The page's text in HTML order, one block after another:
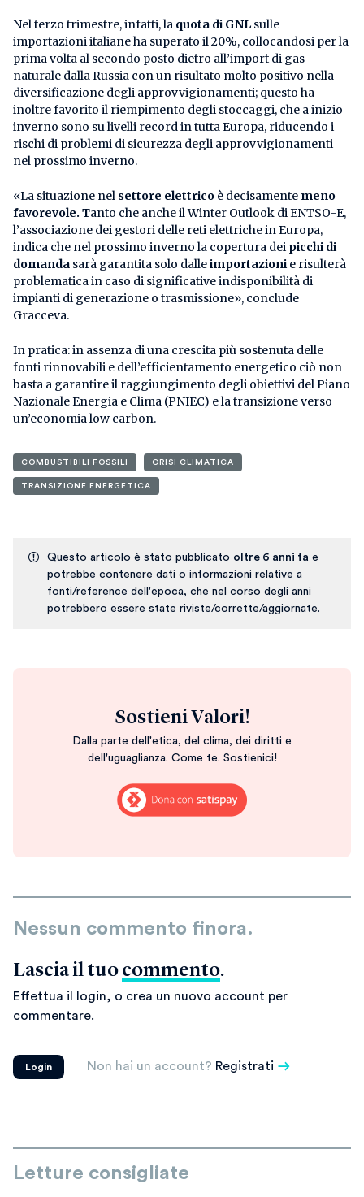
Nel terzo trimestre, infatti, la quota di GNL sulle
importazioni italiane ha superato il 20%, collocandosi per la
prima volta al secondo posto dietro all’import di gas
naturale dalla Russia con un risultato molto positivo nella
diversificazione degli approvvigionamenti; questo ha
inoltre favorito il riempimento degli stoccaggi, che a inizio
inverno sono su livelli record in tutta Europa, riducendo i
rischi di problemi di sicurezza degli approvvigionamenti
nel prossimo inverno.
«La situazione nel settore elettrico è decisamente meno
favorevole. Tanto che anche il Winter Outlook di ENTSO-E,
l’associazione dei gestori delle reti elettriche in Europa,
indica che nel prossimo inverno la copertura dei picchi di
domanda sarà garantita solo dalleimportazioni e risulterà
problematica in caso di significative indisponibilità di
impianti di generazione o trasmissione», conclude
Gracceva.
In pratica: in assenza di una crescita più sostenuta delle
fonti rinnovabili e dell’efficientamento energetico ciò non
basta a garantire il raggiungimento degli obiettivi del Piano
Nazionale Energia e Clima (PNIEC) e la transizione verso
un’economia low carbon.
COMBUSTIBILI FOSSILI CRISI CLIMATICA
TRANSIZIONE ENERGETICA
Questo articolo è stato pubblicato oltre 6 anni fa e
potrebbe contenere dati o informazioni relative a
fonti/reference dell'epoca, che nel corso degli anni
potrebbero essere state riviste/corrette/aggiornate.
Sostieni Valori!
Dalla parte dell'etica, del clima, dei diritti e
dell'uguaglianza. Come te. Sostienici!
Nessun commento finora.
Lascia il tuo commento.
Effettua il login, o crea un nuovo account per
commentare.
Login Non hai un account? Registrati
Letture consigliate